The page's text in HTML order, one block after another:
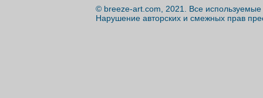
© breeze-art.com, 2021. Все
Нарушение авторских и смежных прав